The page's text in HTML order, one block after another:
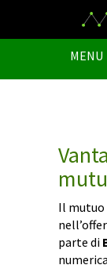
MENU
Il mutuo
parte di